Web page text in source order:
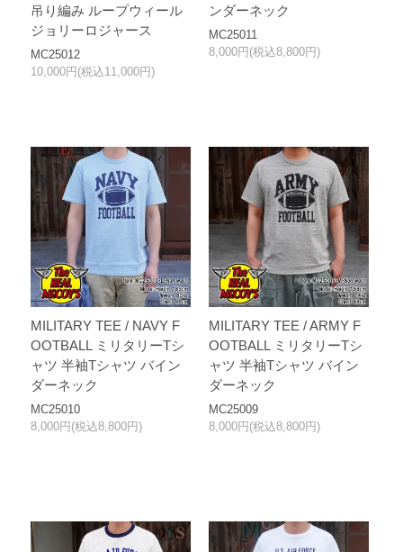
吊り編み ループウィール
ジョリーロジャース
MC25012
10,000円(税込11,000円)
ンダーネック
MC25011
8,000円(税込8,800円)
MILITARY TEE / NAVY F
OOTBALL ミリタリーTシ
ャツ 半袖Tシャツ バイン
ダーネック
MC25010
8,000円(税込8,800円)
MILITARY TEE / ARMY F
OOTBALL ミリタリーTシ
ャツ 半袖Tシャツ バイン
ダーネック
MC25009
8,000円(税込8,800円)